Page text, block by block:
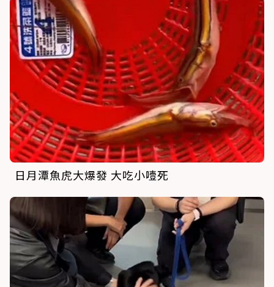
日月潭魚虎大爆發 大吃小噎死